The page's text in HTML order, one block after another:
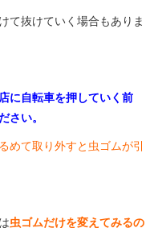
て抜けていく場合もありま
に自転車を押していく前
さい。
めて取り外すと 虫ゴムが引
虫ゴムだけを変えてみるの